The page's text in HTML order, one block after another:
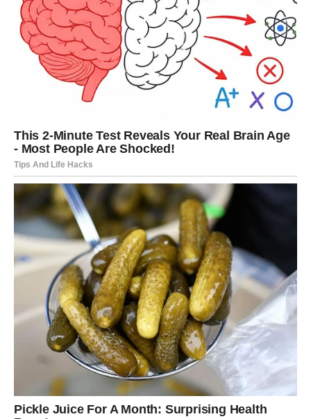
može biti želučana hernija, koja uzrokuje pomicanje želuca.
– Postoji stanje, želučana kila, hijatalna hernija, kada su naši
prirodni mehanizmi oslabljeni i jednjak obično prolazi kroz
dijafragmu, u želudac i nastavlja do želuca. Vremenom se
otvor na dijafragmi opušta i jednjak se povlači prema gore,
povlačeći sa sobom želudac. A sada, ako postoji čak i malo
vjerovatno ćete razviti simptome refluksne bolesti.
Namirnice koje mogu dodatno pogoršati problem
– Brza hrana, koncentrovani šećer, peciva, veoma
nekvalitetno belo brašno i hrana od njega koju jedemo. Ali,
osim vrste hrane u pitanju, dvije stvari su važne – koliko brzo
jedemo i količina hrane koju jedemo.
– Ono što je još opasnije kod refluksa je da ako se žuč vraća
zajedno sa želučanom kiselinom, to može biti veoma opasno i
invazivno za jednjak. Stalni refluks želučane kiseline može
uzrokovati upalu jednjaka.
– Jedna vrsta sluznice se zamjenjuje drugom, potpuno
drugom vrstom sluzokože od one koja se prirodno nalazi u